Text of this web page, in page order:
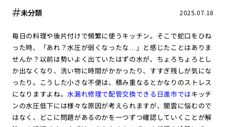
2025.07.18
未分類
毎日の料理や後片付けで頻繁に使うキッチン。そこで蛇口をひね
った時、「あれ？水圧が弱くなったな…」と感じたことはありま
せんか？以前は勢いよく出ていたはずの水が、ちょろちょろとし
か出なくなり、洗い物に時間がかかったり、すすぎ残しが気にな
ったり。こうした小さな不便は、積み重なるとかなりのストレス
になりますよね。水漏れ修理で配管交換できる日進市ではキッチ
ンの水圧低下には様々な原因が考えられますが、闇雲に悩むので
はなく、どこに問題があるのかを一つずつ確認していくことが解